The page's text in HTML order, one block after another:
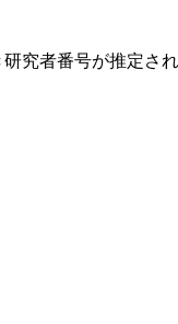
究者番号が推定さ